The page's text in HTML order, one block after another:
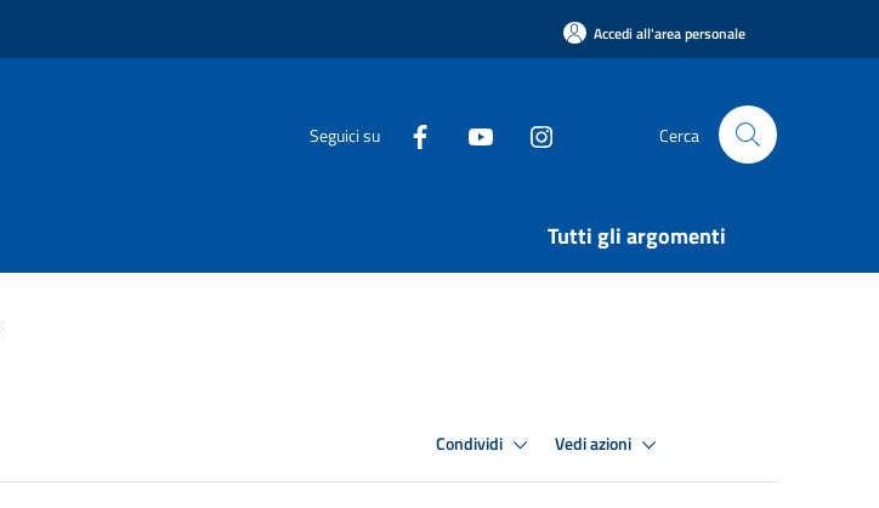
Accedi all'area personale
Seguici su Cerca
Tutti gli argomenti
Condividi Vedi azioni